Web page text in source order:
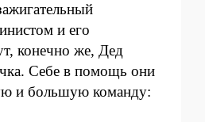
и его
конечно же, Дед
Себе в помощь они
и большую команду: